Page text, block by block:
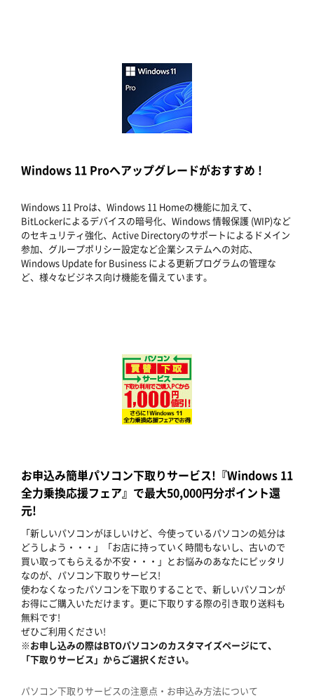
Windows 11 Proへアップグレードがおすすめ !
Windows 11 Proは、Windows 11 Homeの機能に加えて、
BitLockerによるデバイスの暗号化、Windows 情報保護 (WIP)など
のセキュリティ強化、Active Directoryのサポートによるドメイン
参加、グループポリシー設定など企業システムへの対応、
Windows Update for Business による更新プログラムの管理な
ど、様々なビジネス向け機能を備えています。
お申込み簡単パソコン下取りサービス!『Windows 11
全力乗換応援フェア』で最大50,000円分ポイント還
元!
「新しいパソコンがほしいけど、今使っているパソコンの処分は
どうしよう・・・」「お店に持っていく時間もないし、古いので
買い取ってもらえるか不安・・・」とお悩みのあなたにピッタリ
なのが、パソコン下取りサービス!
使わなくなったパソコンを下取りすることで、新しいパソコンが
お得にご購入いただけます。更に下取りする際の引き取り送料も
無料です!
ぜひご利用ください!
※お申し込みの際はBTOパソコンのカスタマイズページにて、
「下取りサービス」からご選択ください。
パソコン下取りサービスの注意点・お申込み方法について